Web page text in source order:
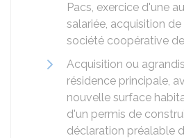
Pacs, exercice d'une
salariée, acquisition
société coopérative
Acquisition ou
résidence principale,
nouvelle surface
d'un permis de
déclaration préalable